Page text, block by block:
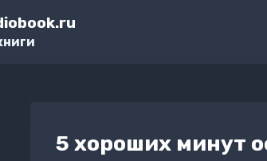
5 хороших минут